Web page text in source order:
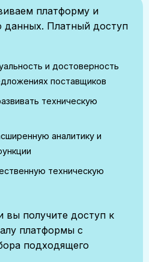
платформу и
данных. Платный доступ
и достоверность
поставщиков
техническую
аналитику и
техническую
вы получите доступ к
платформы с
подходящего